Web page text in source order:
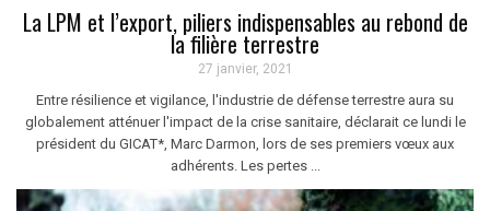
La LPM et l’export, piliers indispensables au rebond de
la filière terrestre
27 janvier, 2021
Entre résilience et vigilance, l'industrie de défense terrestre aura su
globalement atténuer l'impact de la crise sanitaire, déclarait ce lundi le
président du GICAT*, Marc Darmon, lors de ses premiers vœux aux
adhérents. Les pertes ...